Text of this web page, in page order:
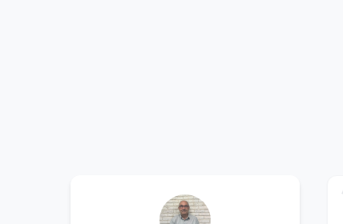
אמיר אלפנדרי